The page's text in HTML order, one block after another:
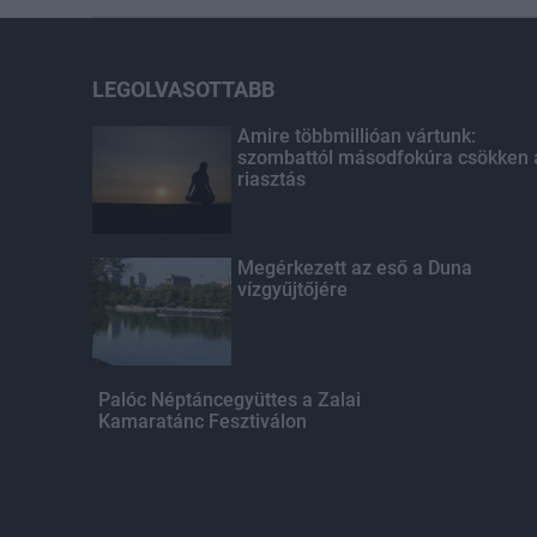
LEGOLVASOTTABB
Amire többmillióan vártunk:
szombattól másodfokúra csökken
riasztás
Megérkezett az eső a Duna
vízgyűjtőjére
Palóc Néptáncegyüttes a Zalai
Kamaratánc Fesztiválon